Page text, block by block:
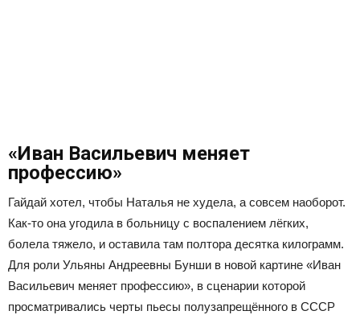
«Иван Васильевич меняет
профессию»
Гайдай хотел, чтобы Наталья не худела, а совсем наоборот.
Как-то она угодила в больницу с воспалением лёгких,
болела тяжело, и оставила там полтора десятка килограмм.
Для роли Ульяны Андреевны Бунши в новой картине «Иван
Васильевич меняет профессию», в сценарии которой
просматривались черты пьесы полузапрещённого в СССР